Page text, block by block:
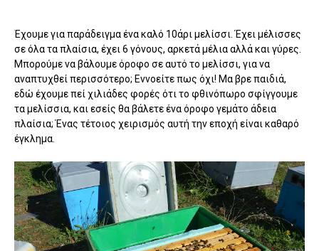
Έχουμε για παράδειγμα ένα καλό 10άρι μελίσσι. Έχει μέλισσες
σε όλα τα πλαίσια, έχει 6 γόνους, αρκετά μέλια αλλά και γύρες.
Μπορούμε να βάλουμε όροφο σε αυτό το μελίσσι, για να
αναπτυχθεί περισσότερο; Εννοείτε πως όχι! Μα βρε παιδιά,
εδώ έχουμε πεί χιλιάδες φορές ότι το φθινόπωρο σφίγγουμε
τα μελίσσια, και εσείς θα βάλετε ένα όροφο γεμάτο άδεια
πλαίσια; Ένας τέτοιος χειρισμός αυτή την εποχή είναι καθαρό
έγκλημα.